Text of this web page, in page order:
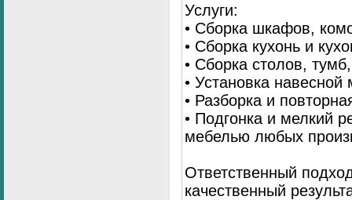
Услуги:
• Сборка шкафов,
• Сборка кухонь и
• Сборка столов,
• Установка
• Разборка и
• Подгонка и мелкий
мебелью любых
Ответственный
качественный